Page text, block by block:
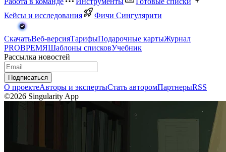
Кейсы и исследования
Фичи Сингулярити
СкачатьВеб-версияТарифыПодарочные картыЖурнал
PROВРЕМЯШаблоны списковУчебник
Рассылка новостей
Подписаться
О проектеАвторы и экспертыСтать авторомПартнерыRSS
©2026 Singularity App